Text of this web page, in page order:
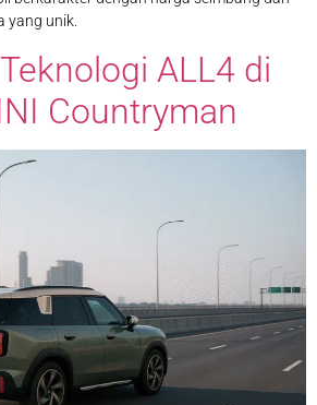
yang unik.
ALL4 di
Countryman